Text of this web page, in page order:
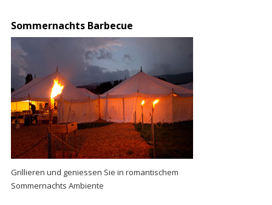
Sommernachts Barbecue
Grillieren und geniessen Sie in romantischem
Sommernachts Ambiente